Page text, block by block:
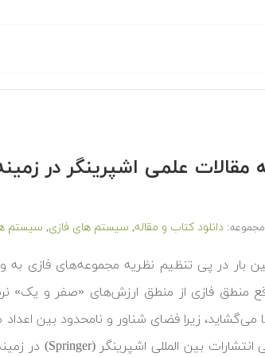
مقالات علمی اشپرینگر
مجموعه: دانلود کتاب و مقاله, سیستم های فازی, سیستم
منطق فازی از منطق ارزش‌های «صفر و یک»
می‌گشاید، زیرا فضای شناور و نامحدود بین